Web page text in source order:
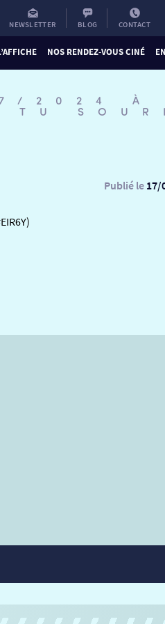
NEWSLETTER BLOG CONTACT
NOS RENDEZ-VOUS CINÉ
2024 À
TU
Publié le 17/